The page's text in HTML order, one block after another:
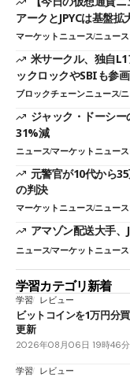
アークとJPYCは基盤拡
マーケットニュースニュース
米サークル、独自
ックロックやSBIも参画
ブロックチェーンニュース
ジャック・ドーシ
31%減
ニュースマーケットニュース
元警官が10代から
の判決
マーケットニュースニュース
アマゾン配送大手
ニュースマーケットニュース
学習カテゴリ新着
学習 レビュー
ビットコインを1万円分
更新
2026年08月06日 19時46分
学習 レビュー